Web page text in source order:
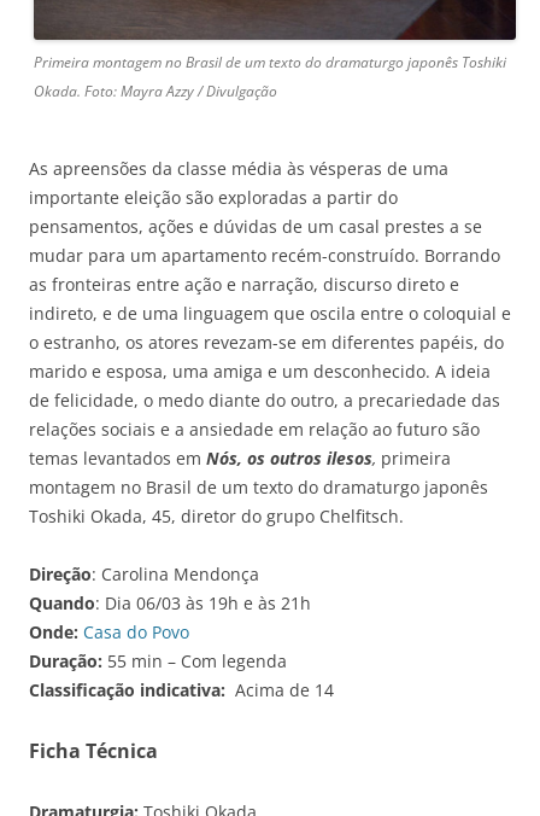
Primeira montagem no Brasil de um texto do dramaturgo japonês Toshiki
Okada. Foto: Mayra Azzy / Divulgação
As apreensões da classe média às vésperas de uma
importante eleição são exploradas a partir do
pensamentos, ações e dúvidas de um casal prestes a se
mudar para um apartamento recém-construído. Borrando
as fronteiras entre ação e narração, discurso direto e
indireto, e de uma linguagem que oscila entre o coloquial e
o estranho, os atores revezam-se em diferentes papéis, do
marido e esposa, uma amiga e um desconhecido. A ideia
de felicidade, o medo diante do outro, a precariedade das
relações sociais e a ansiedade em relação ao futuro são
temas levantados em Nós, os outros ilesos, primeira
montagem no Brasil de um texto do dramaturgo japonês
Toshiki Okada, 45, diretor do grupo Chelfitsch.
Direção: Carolina Mendonça
Quando: Dia 06/03 às 19h e às 21h
Onde: Casa do Povo
Duração: 55 min – Com legenda
Classificação indicativa: Acima de 14
Ficha Técnica